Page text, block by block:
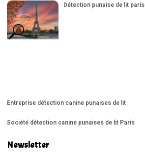
Détection punaise de lit paris
Entreprise détection canine punaises de lit
Société détection canine punaises de lit Paris
Newsletter